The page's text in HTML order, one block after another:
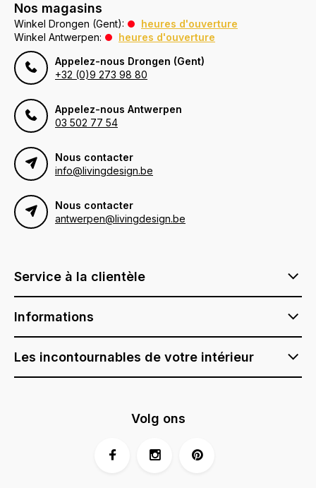
Nos magasins
Winkel Drongen (Gent):
heures d'ouverture
Winkel Antwerpen:
heures d'ouverture
Appelez-nous Drongen (Gent)
+32 (0)9 273 98 80
Appelez-nous Antwerpen
03 502 77 54
Nous contacter
info@livingdesign.be
Nous contacter
antwerpen@livingdesign.be
Service à la clientèle
Informations
Les incontournables de votre intérieur
Volg ons